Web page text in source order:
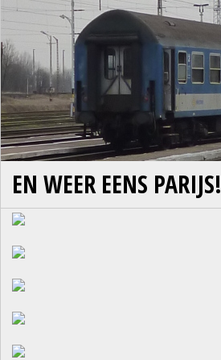
EN WEER EENS PARIJS!